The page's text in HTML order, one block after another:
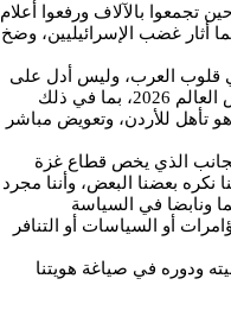
تجمعوا بالآلاف ورفعوا أعلام
أثار غضب الإسرائيليين، وضخ
قلوب العرب، وليس أدل على
ذلك من الفرح العارم بين العرب لتأهل مصر إلى دور الـ16 من كأس العالم 2026، بما في ذلك
تأهل للأردن، وتعويض مباشر
الذي يخص قطاع غزة
نكره بعضنا البعض، وأننا مجرد
ونابضا في السياسة
أو السياسات أو التنافر
ودوره في صياغة هويتنا